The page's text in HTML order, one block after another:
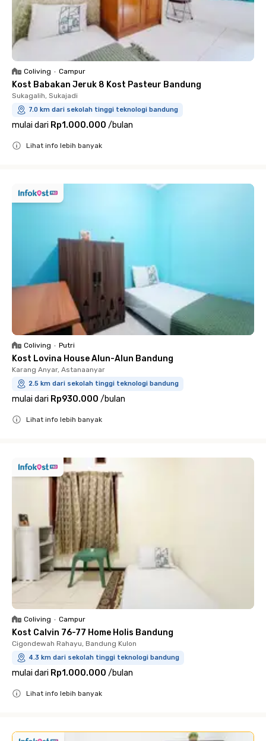
Coliving • Campur
Kost Babakan Jeruk 8 Kost Pasteur Bandung
Sukagalih, Sukajadi
7.0 km dari sekolah tinggi teknologi bandung
mulai dari Rp1.000.000 /bulan
Lihat info lebih banyak
Coliving • Putri
Kost Lovina House Alun-Alun Bandung
Karang Anyar, Astanaanyar
2.5 km dari sekolah tinggi teknologi bandung
mulai dari Rp930.000 /bulan
Lihat info lebih banyak
Coliving • Campur
Kost Calvin 76-77 Home Holis Bandung
Cigondewah Rahayu, Bandung Kulon
4.3 km dari sekolah tinggi teknologi bandung
mulai dari Rp1.000.000 /bulan
Lihat info lebih banyak